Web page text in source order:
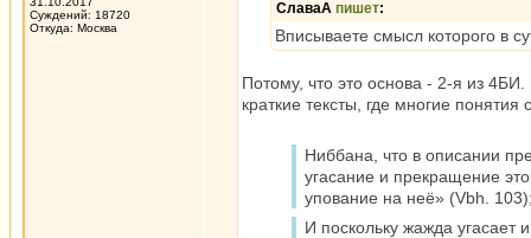
Суждений: 18720
Откуда: Москва
СлаваА пишет:
Вписываете смысл которого в
Потому, что это основа - 2-я из
краткие тексты, где многие
Ниббана, что в описании
угасание и прекращение
упование на неё» (Vbh.
И поскольку жажда